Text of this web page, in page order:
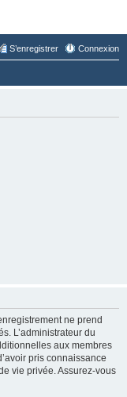
Connexion
S’enregistrer
ne prend
L’administrateur du
aux membres
pris connaissance
vie privée. Assurez-vous